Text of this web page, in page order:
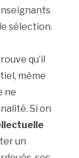
sélection.
qu’il
même
ne
Si on
un